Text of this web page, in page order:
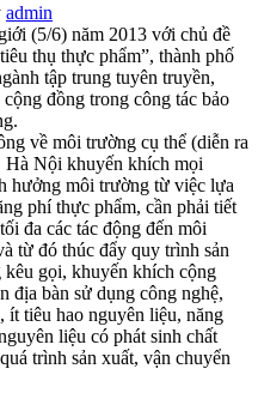
admin
(5/6) năm 2013 với chủ đề
thụ thực phẩm”, thành phố
tập trung tuyên truyền,
đồng trong công tác bảo
về môi trường cụ thể (diễn ra
Hà Nội khuyến khích mọi
hưởng môi trường từ việc lựa
phí thực phẩm, cần phải tiết
đa các tác động đến môi
từ đó thúc đẩy quy trình sản
kêu gọi, khuyến khích cộng
địa bàn sử dụng công nghệ,
ít tiêu hao nguyên liệu, năng
liệu có phát sinh chất
trình sản xuất, vận chuyển